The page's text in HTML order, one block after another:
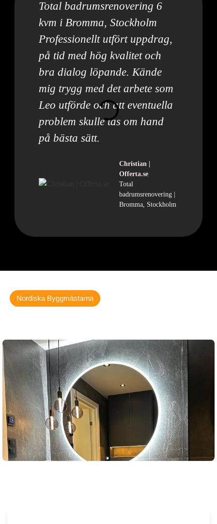
Total badrumsrenovering 6
kvm i Bromma, Stockholm
Professionellt utfört uppdrag,
på tid med hög kvalitet och
bra dialog löpande. Kände
mig trygg med det arbete som
Leo utförde och att eventuella
problem skulle tas om hand
på bästa sätt.
Christian |
Offerta.se
Total
badrumsrenovering |
Bromma, Stockholm
Nordiska Byggmästarna